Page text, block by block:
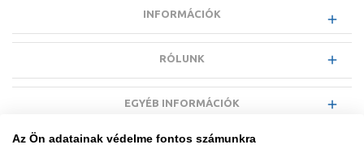
INFORMÁCIÓK
RÓLUNK
EGYÉB INFORMÁCIÓK
Az Ön adatainak védelme fontos számunkra